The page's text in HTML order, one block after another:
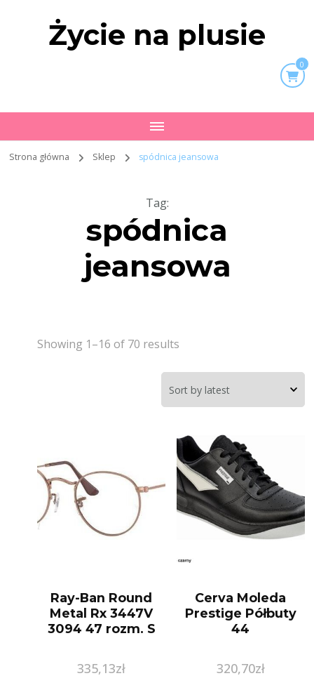
Życie na plusie
0
Strona główna Sklep spódnica jeansowa
Tag:
spódnica
jeansowa
Showing 1–16 of 70 results
Ray-Ban Round
Metal Rx 3447V
3094 47 rozm. S
335,13zł
Cerva Moleda
Prestige Półbuty
44
320,70zł